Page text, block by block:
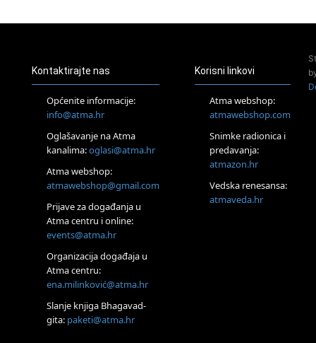
Pjesma srca / Zagreb
Tečaj Višeg Vodstva, razvijanja intuicije i Akaša zapisa
Online
Upisi u program Profesionalni hipnoterapeut — nova
Online
Postanite Nositelj Vibracije Nove Zemlje
Visoko
Alemka Dauskardt – Jednodnevna radionica sistemskih
konstelacija
Zagreb
HOD PO ŽERAVICI – Seminar koji mijenja tijelo, duh i um
SoulFest – Festival glazbe, mudrosti i zajedništva
Kontaktirajte nas
Općenite informacije:
info@atma.hr
Oglašavanje na Atma
kanalima:oglasi@atma.hr
Atma webshop:
atmawebshop@gmail.com
Prijave za događanja u
Atma centru i online:
events@atma.hr
Organizacija događaja u
Atma centru:
ena.milinković@atma.hr
Slanje knjiga Bhagavad-
gita: paketi@atma.hr
Korisni linkovi
Atma webshop:
atmawebshop.com
Snimke radionica i
predavanja:
atmazon.hr
Vedska renesansa:
atmaveda.hr